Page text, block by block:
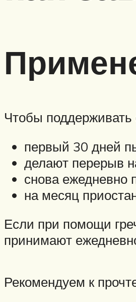
Чтобы поддерживать
первый 30 дней
делают перерыв
снова ежедневно
на месяц
Если при помощи
принимают
Рекомендуем к